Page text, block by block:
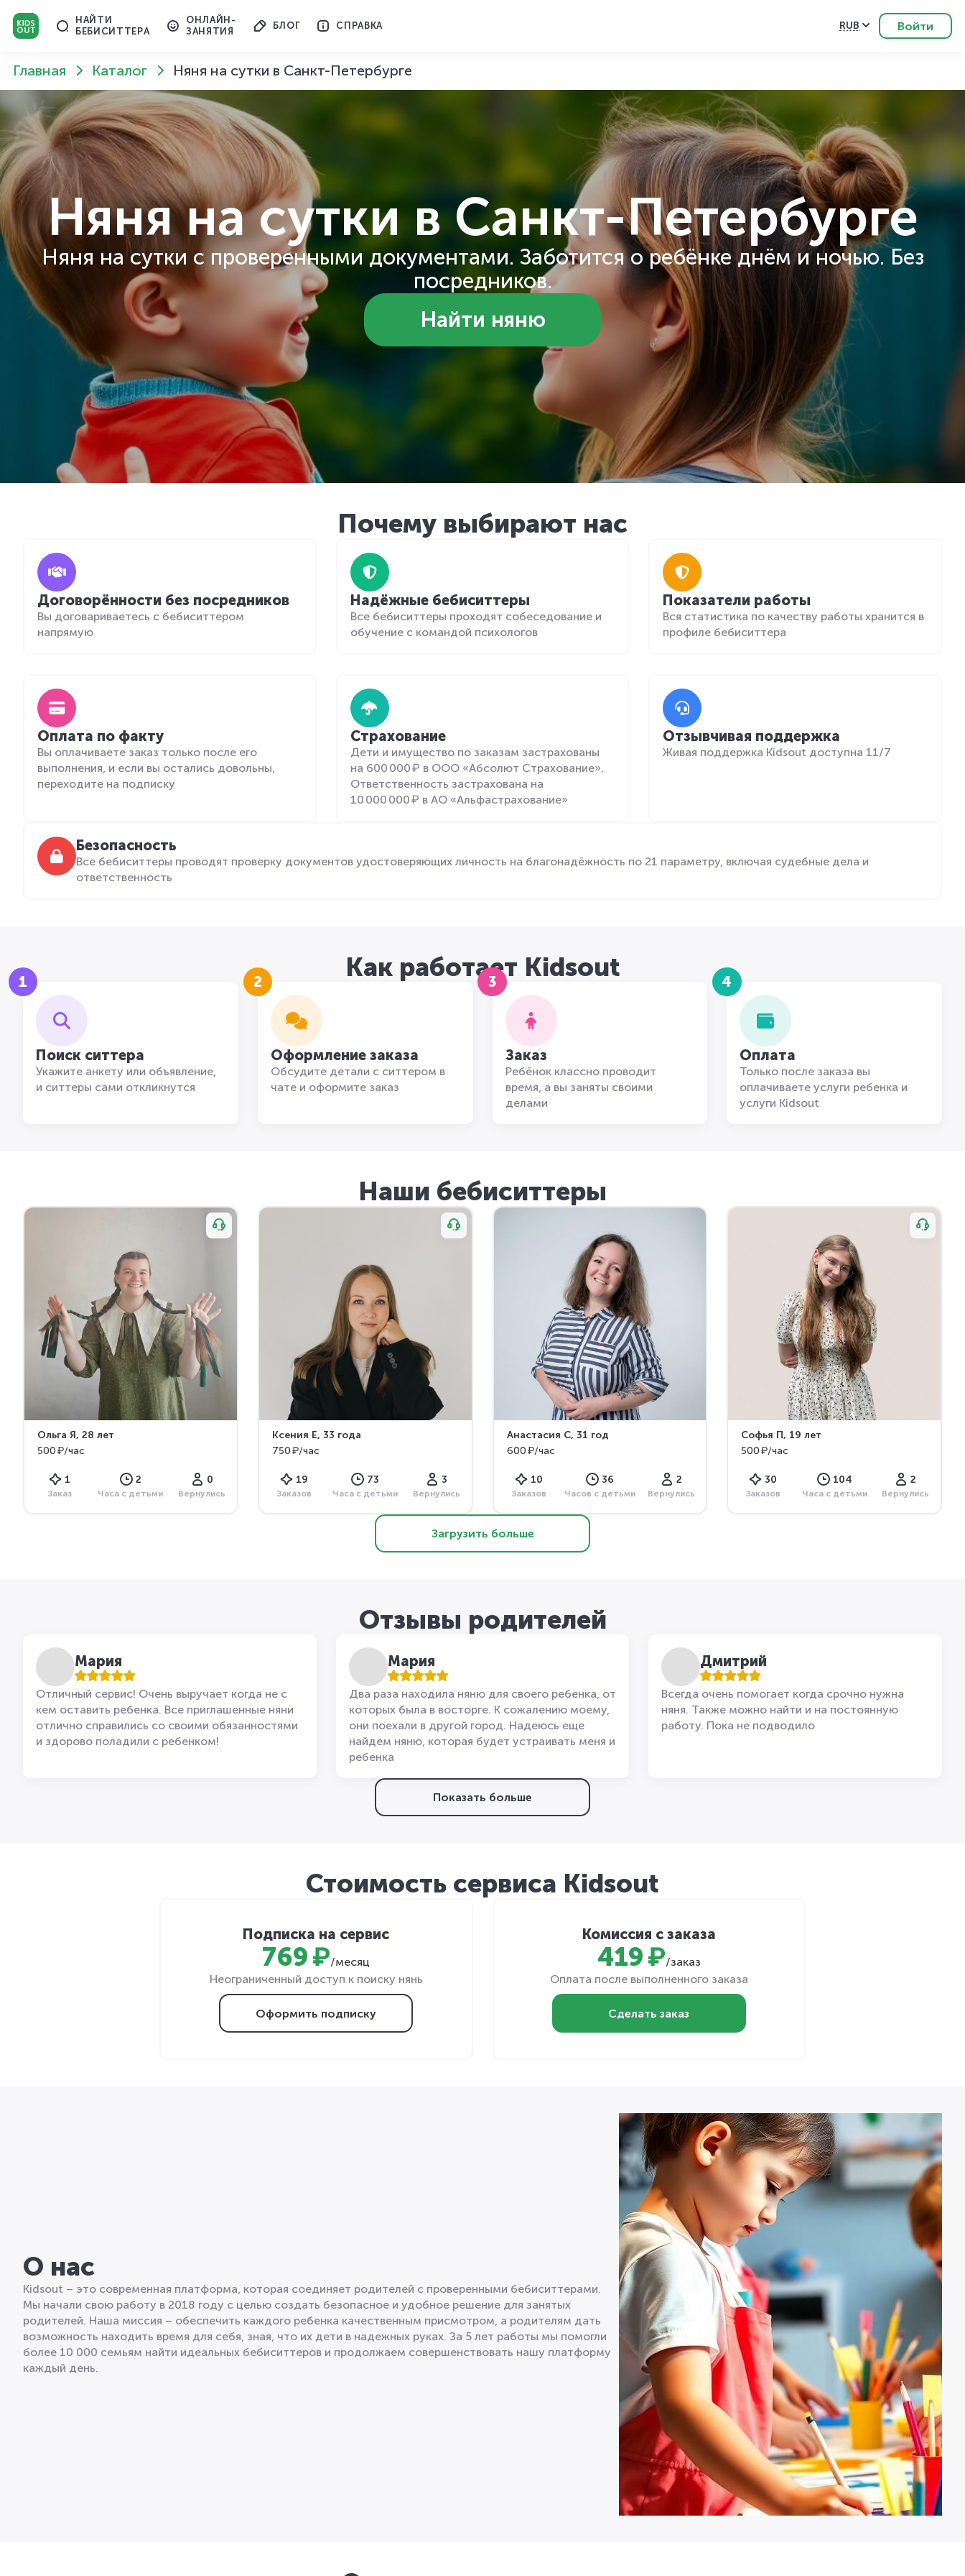
НАЙТИ
БЕБИСИТТЕРА
ОНЛАЙН-
ЗАНЯТИЯ
БЛОГ СПРАВКА RUB Войти
Главная Каталог Няня на сутки в Санкт-Петербурге
Няня на сутки в Санкт-Петербурге
Няня на сутки с проверенными документами. Заботится о ребёнке днём и ночью. Без
посредников.
Найти няню
Почему выбирают нас
Договорённости без посредников
Вы договариваетесь с бебиситтером
напрямую
Надёжные бебиситтеры
Все бебиситтеры проходят собеседование и
обучение с командой психологов
Показатели работы
Вся статистика по качеству работы хранится в
профиле бебиситтера
Оплата по факту
Вы оплачиваете заказ только после его
выполнения, и если вы остались довольны,
переходите на подписку
Страхование
Дети и имущество по заказам застрахованы
на 600 000 ₽ в ООО «Абсолют Страхование».
Ответственность застрахована на
10 000 000 ₽ в АО «Альфастрахование»
Отзывчивая поддержка
Живая поддержка Kidsout доступна 11/7
Безопасность
Все бебиситтеры проводят проверку документов удостоверяющих личность на благонадёжность по 21 параметру, включая судебные дела и
ответственность
Как работает Kidsout
1
Поиск ситтера
Укажите анкету или объявление,
и ситтеры сами откликнутся
2
Оформление заказа
Обсудите детали с ситтером в
чате и оформите заказ
3
Заказ
Ребёнок классно проводит
время, а вы заняты своими
делами
4
Оплата
Только после заказа вы
оплачиваете услуги ребенка и
услуги Kidsout
Наши бебиситтеры
Ольга Я, 28 лет
500 ₽/час
1
Заказ
2
Часа с детьми
0
Вернулись
Ксения Е, 33 года
750 ₽/час
19
Заказов
73
Часа с детьми
3
Вернулись
Анастасия С, 31 год
600 ₽/час
10
Заказов
36
Часов с детьми
2
Вернулись
Софья П, 19 лет
500 ₽/час
30
Заказов
104
Часа с детьми
2
Вернулись
Загрузить больше
Отзывы родителей
Мария
Отличный сервис! Очень выручает когда не с
кем оставить ребенка. Все приглашенные няни
отлично справились со своими обязанностями
и здорово поладили с ребенком!
Мария
Два раза находила няню для своего ребенка, от
которых была в восторге. К сожалению моему,
они поехали в другой город. Надеюсь еще
найдем няню, которая будет устраивать меня и
ребенка
Дмитрий
Всегда очень помогает когда срочно нужна
няня. Также можно найти и на постоянную
работу. Пока не подводило
Показать больше
Стоимость сервиса Kidsout
Подписка на сервис
769 ₽/месяц
Неограниченный доступ к поиску нянь
Оформить подписку
Комиссия с заказа
419 ₽/заказ
Оплата после выполненного заказа
Сделать заказ
О нас
Kidsout – это современная платформа, которая соединяет родителей с проверенными бебиситтерами.
Мы начали свою работу в 2018 году с целью создать безопасное и удобное решение для занятых
родителей. Наша миссия – обеспечить каждого ребенка качественным присмотром, а родителям дать
возможность находить время для себя, зная, что их дети в надежных руках. За 5 лет работы мы помогли
более 10 000 семьям найти идеальных бебиситтеров и продолжаем совершенствовать нашу платформу
каждый день.